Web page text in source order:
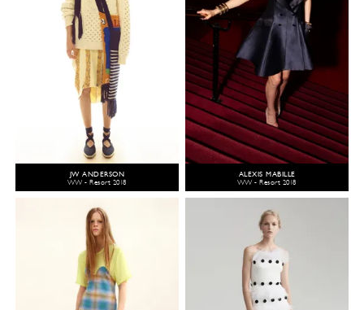
JW ANDERSON
WW - Resort 2018
ALEXIS MABILLE
WW - Resort 2018